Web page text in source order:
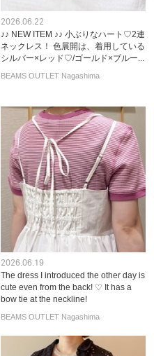
2026.06.22
♪♪ NEW ITEM ♪♪ 小ぶりなハート♡2連
ネックレス！ 色展開は、着用している
シルバー×レッド♡/ゴールド×ブルー...
BEAMS OUTLET Nagashima
2026.06.19
The dress I introduced the other day is
cute even from the back! ♡ It has a
bow tie at the neckline!
BEAMS OUTLET Nagashima